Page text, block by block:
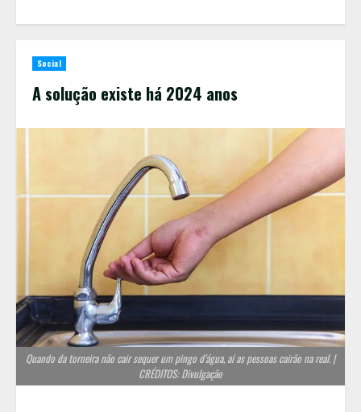
Social
A solução existe há 2024 anos
Quando da torneira não cair sequer um pingo d’água, aí as pessoas cairão na real. |
CRÉDITOS: Divulgação